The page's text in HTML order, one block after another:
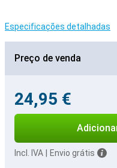
Especificações detalhadas
Preço de venda
24,95 €
Incl. IVA Envio grátis